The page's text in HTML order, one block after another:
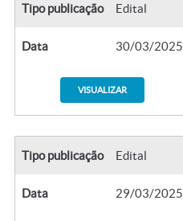
Tipo publicação Edital
Data 30/03/2025
VISUALIZAR
Tipo publicação Edital
Data 29/03/2025